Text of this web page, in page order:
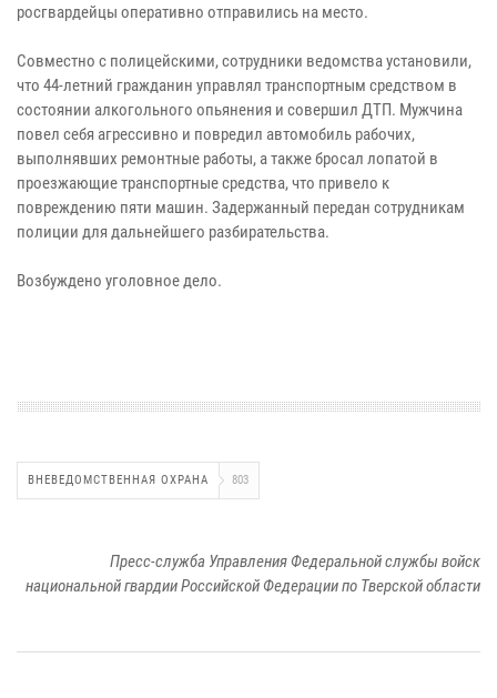
росгвардейцы оперативно отправились на место.
Совместно с полицейскими, сотрудники ведомства установили,
что 44-летний гражданин управлял транспортным средством в
состоянии алкогольного опьянения и совершил ДТП. Мужчина
повел себя агрессивно и повредил автомобиль рабочих,
выполнявших ремонтные работы, а также бросал лопатой в
проезжающие транспортные средства, что привело к
повреждению пяти машин. Задержанный передан сотрудникам
полиции для дальнейшего разбирательства.
Возбуждено уголовное дело.
ВНЕВЕДОМСТВЕННАЯ ОХРАНА 803
Пресс-служба Управления Федеральной службы войск
национальной гвардии Российской Федерации по Тверской области